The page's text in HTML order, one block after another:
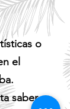
o
el
saber